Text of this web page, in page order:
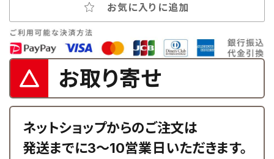
お気に入りに追加
お取り寄せ
ネットショップからのご注文は
発送までに3～10営業日いただきます。